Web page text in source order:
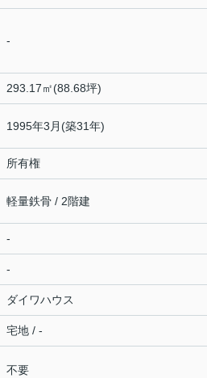
-
293.17㎡(88.68坪)
1995年3月(築31年)
所有権
軽量鉄骨 / 2階建
-
-
ダイワハウス
宅地 / -
不要